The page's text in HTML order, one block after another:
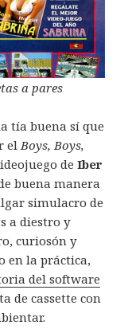
a pares
tía buena sí que
elBoys, Boys,
deIber
buena manera
simulacro de
a diestro y
curiosón y
en la práctica,
del software
de cassette con